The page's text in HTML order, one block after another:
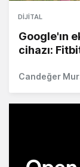
DIJITAL
Google'ın
cihazı:
Candeğer